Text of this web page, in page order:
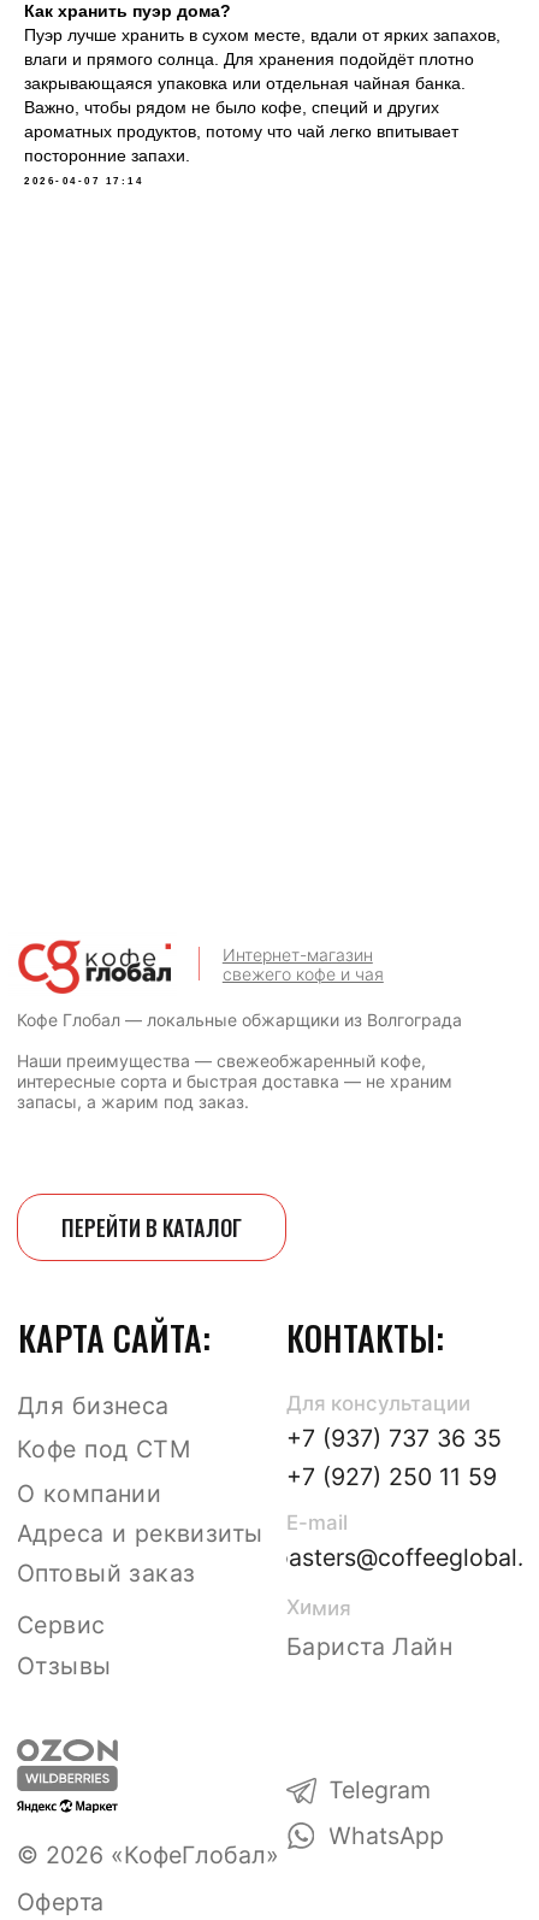
Как хранить пуэр дома?
Пуэр лучше хранить в сухом месте, вдали от ярких запахов,
влаги и прямого солнца. Для хранения подойдёт плотно
закрывающаяся упаковка или отдельная чайная банка.
Важно, чтобы рядом не было кофе, специй и других
ароматных продуктов, потому что чай легко впитывает
посторонние запахи.
2026-04-07 17:14